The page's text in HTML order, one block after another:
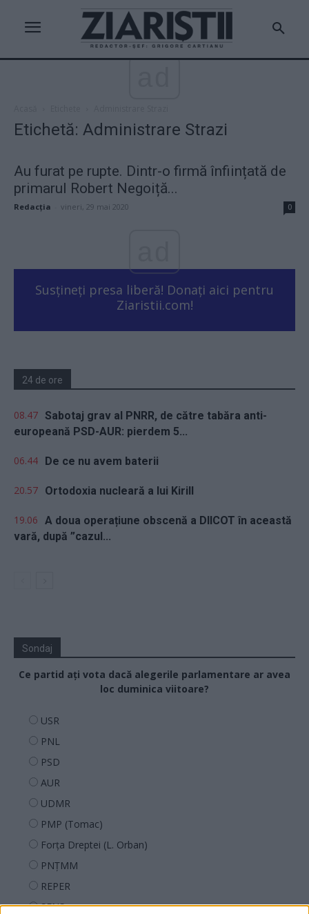
Etichetă: Administrare Strazi
Au furat pe rupte. Dintr-o firmă înființată de
primarul Robert Negoiță...
Redacţia vineri, 29 mai 2020 0
Susțineți presa liberă! Donați aici pentru
Ziaristii.com!
24 de ore
08.47 Sabotaj grav al PNRR, de către tabăra anti-
europeană PSD-AUR: pierdem 5...
06.44 De ce nu avem baterii
20.57 Ortodoxia nucleară a lui Kirill
19.06 A doua operațiune obscenă a DIICOT în această
vară, după ”cazul...
Sondaj
Ce partid ați vota dacă alegerile parlamentare ar avea
loc duminica viitoare?
USR
PNL
PSD
AUR
UDMR
PMP (Tomac)
Forța Dreptei (L. Orban)
PNȚMM
REPER
SENS